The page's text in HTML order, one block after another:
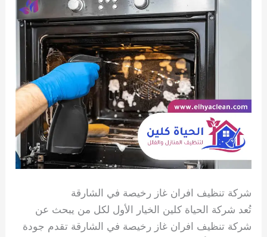
شركة تنظيف افران غاز رخيصة في الشارقة
تُعد شركة الحياة كلين الخيار الأول لكل من يبحث عن
شركة تنظيف افران غاز رخيصة في الشارقة تقدم جودة